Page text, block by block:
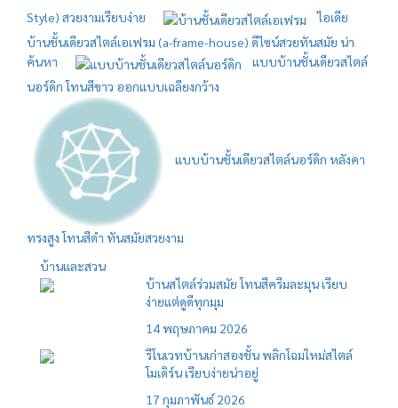
Style) สวยงามเรียบง่าย
ไอเดีย
บ้านชั้นเดียวสไตล์เอเฟรม (a-frame-house) ดีไซน์สวยทันสมัย น่า
ค้นหา
แบบบ้านชั้นเดียวสไตล์
นอร์ดิก โทนสีขาว ออกแบบเฉลียงกว้าง
แบบบ้านชั้นเดียวสไตล์นอร์ดิก หลังคา
ทรงสูง โทนสีดำ ทันสมัยสวยงาม
บ้านและสวน
บ้านสไตล์ร่วมสมัย โทนสีครีมละมุน เรียบ
ง่ายแต่ดูดีทุกมุม
14 พฤษภาคม 2026
รีโนเวทบ้านเก่าสองชั้น พลิกโฉมใหม่สไตล์
โมเดิร์น เรียบง่ายน่าอยู่
17 กุมภาพันธ์ 2026